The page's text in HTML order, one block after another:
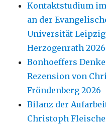
Kontaktstudium
an der
Universität
Herzogenrath 2026
Bonhoeffers
Rezension von
Fröndenberg 2026
Bilanz der
Christoph